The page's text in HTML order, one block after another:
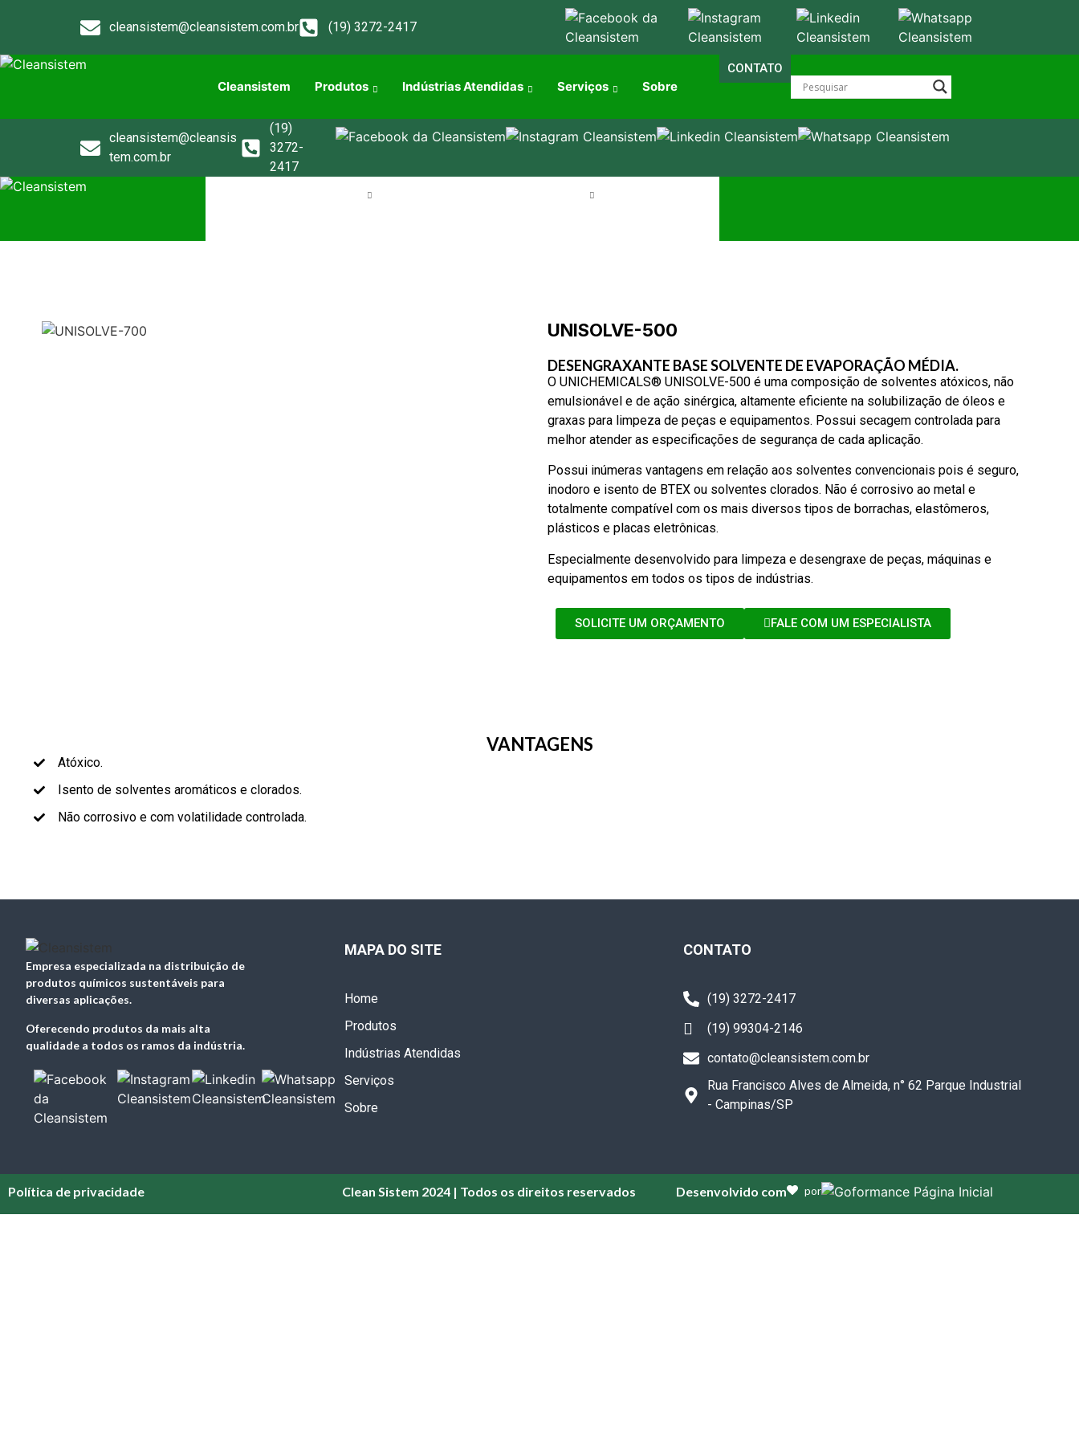
cleansistem@cleansistem.com.br (19) 3272-2417
Cleansistem Produtos Indústrias Atendidas Serviços Sobre
CONTATO
cleansistem@cleansis
tem.com.br
(19)
3272-
2417
UNISOLVE-500
DESENGRAXANTE BASE SOLVENTE DE EVAPORAÇÃO MÉDIA.
O UNICHEMICALS® UNISOLVE-500 é uma composição de solventes atóxicos, não
emulsionável e de ação sinérgica, altamente eficiente na solubilização de óleos e
graxas para limpeza de peças e equipamentos. Possui secagem controlada para
melhor atender as especificações de segurança de cada aplicação.
Possui inúmeras vantagens em relação aos solventes convencionais pois é seguro,
inodoro e isento de BTEX ou solventes clorados. Não é corrosivo ao metal e
totalmente compatível com os mais diversos tipos de borrachas, elastômeros,
plásticos e placas eletrônicas.
Especialmente desenvolvido para limpeza e desengraxe de peças, máquinas e
equipamentos em todos os tipos de indústrias.
SOLICITE UM ORÇAMENTO FALE COM UM ESPECIALISTA
VANTAGENS
Atóxico.
Isento de solventes aromáticos e clorados.
Não corrosivo e com volatilidade controlada.
Empresa especializada na distribuição de
produtos químicos sustentáveis para
diversas aplicações.
Oferecendo produtos da mais alta
qualidade a todos os ramos da indústria.
MAPA DO SITE
Home
Produtos
Indústrias Atendidas
Serviços
Sobre
CONTATO
(19) 3272-2417
(19) 99304-2146
contato@cleansistem.com.br
Rua Francisco Alves de Almeida, n° 62 Parque Industrial
- Campinas/SP
Política de privacidade Clean Sistem 2024 | Todos os direitos reservados Desenvolvido com por